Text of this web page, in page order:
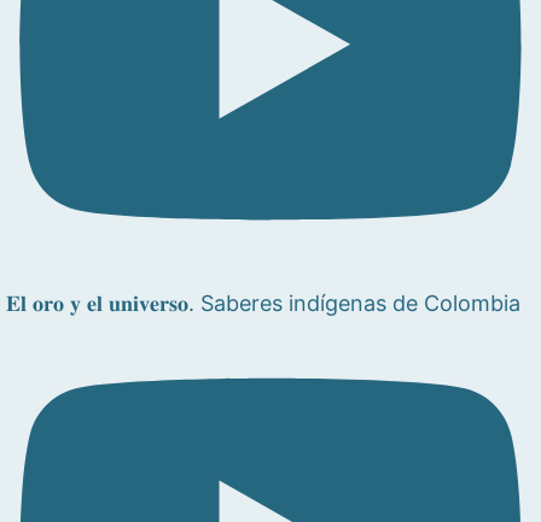
𝐄𝐥 𝐨𝐫𝐨 𝐲 𝐞𝐥 𝐮𝐧𝐢𝐯𝐞𝐫𝐬𝐨. Saberes indígenas de Colombia